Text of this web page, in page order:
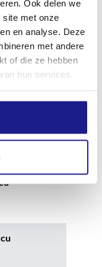
Ook delen we
site met onze
en analyse. Deze
met andere
of die ze hebben
hun services.